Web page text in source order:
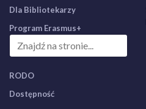
Dla Bibliotekarzy
Program Erasmus+
RODO
Dostępność